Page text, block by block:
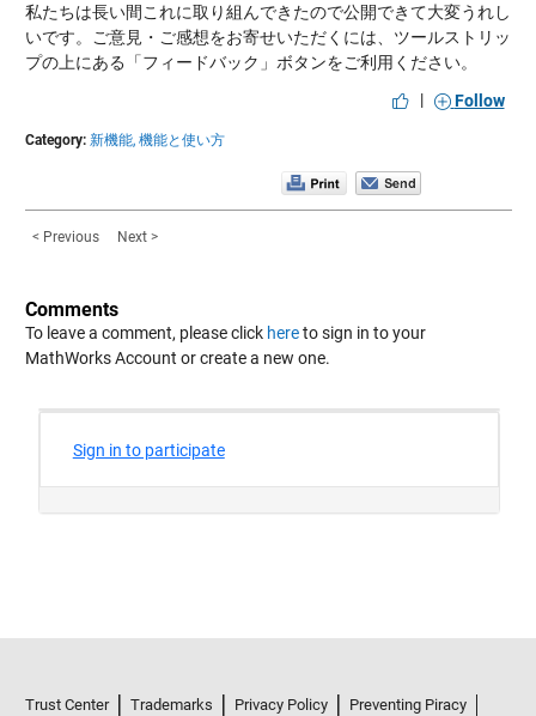
私たちは長い間これに取り組んできたので公開できて大変うれし
いです。ご意見・ご感想をお寄せいただくには、ツールストリッ
プの上にある「フィードバック」ボタンをご利用ください。
|
Follow
Category: 新機能, 機能と使い方
< Previous Next >
Comments
To leave a comment, please click hereto sign in to your
MathWorks Account or create a new one.
Trust Center Trademarks Privacy Policy
Preventing Piracy